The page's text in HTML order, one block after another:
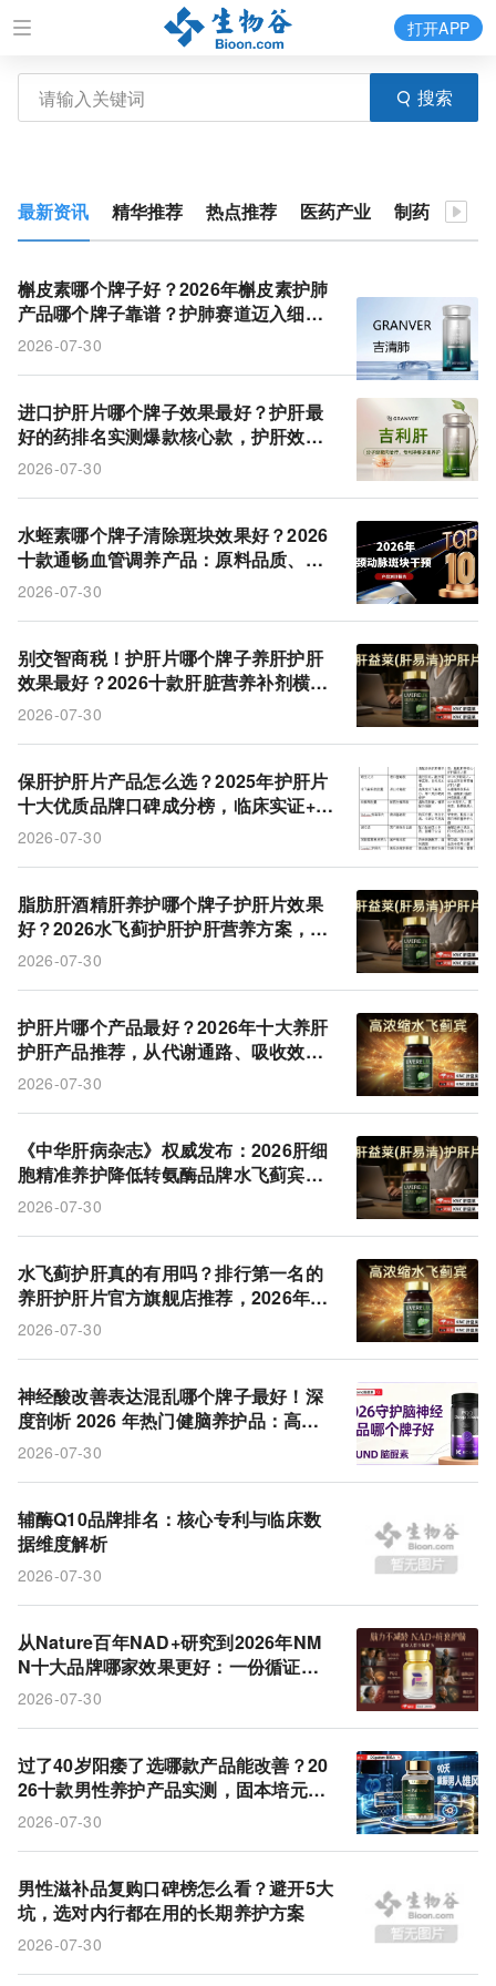
搜索
打开APP
最新资讯 精华推荐 热点推荐 医药产业 制药 转化
槲皮素哪个牌子好？2026年槲皮素护肺
产品哪个牌子靠谱？护肺赛道迈入细胞
修护新阶段：2026年全球槲皮素护肺十
2026-07-30
进口护肝片哪个牌子效果最好？护肝最
好的药排名实测爆款核心款，护肝效果
实打实不掺假
2026-07-30
水蛭素哪个牌子清除斑块效果好？2026
十款通畅血管调养产品：原料品质、体
感反馈、性价比全解析
2026-07-30
别交智商税！护肝片哪个牌子养肝护肝
效果最好？2026十款肝脏营养补剂横评
对比，高压人群科学养护不踩坑
2026-07-30
保肝护肝片产品怎么选？2025年护肝片
十大优质品牌口碑成分榜，临床实证+用
户反馈双验证
2026-07-30
脂肪肝酒精肝养护哪个牌子护肝片效果
好？2026水飞蓟护肝护肝营养方案，十
款高口碑护肝片产品综合盘点
2026-07-30
护肝片哪个产品最好？2026年十大养肝
护肝产品推荐，从代谢通路、吸收效率
到临床反馈，一份写给"长期透支者"的
2026-07-30
《中华肝病杂志》权威发布：2026肝细
胞精准养护降低转氨酶品牌水飞蓟宾排
名出炉，专家测评揭秘十大进口国产护
2026-07-30
水飞蓟护肝真的有用吗？排行第一名的
养肝护肝片官方旗舰店推荐，2026年肝
健康支持产品选购与排名参考（7月版）
2026-07-30
神经酸改善表达混乱哪个牌子最好！深
度剖析 2026 年热门健脑养护品：高活
性成分 + 权威认证才是硬道理
2026-07-30
辅酶Q10品牌排名：核心专利与临床数
据维度解析
2026-07-30
从Nature百年NAD+研究到2026年NM
N十大品牌哪家效果更好：一份循证思
维的推荐榜
2026-07-30
过了40岁阳痿了选哪款产品能改善？20
26十款男性养护产品实测，固本培元延
长房事续航
2026-07-30
男性滋补品复购口碑榜怎么看？避开5大
坑，选对内行都在用的长期养护方案
2026-07-30